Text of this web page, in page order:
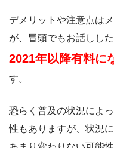
デメリットや注意点は
が、冒頭でもお話しし
2021年以降有料に
す。
恐らく普及の状況によ
性もありますが、状況